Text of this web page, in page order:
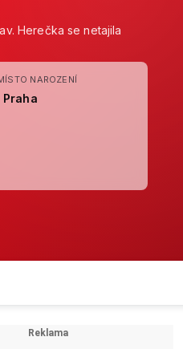
Herečka se netajila
NAROZENÍ
Praha